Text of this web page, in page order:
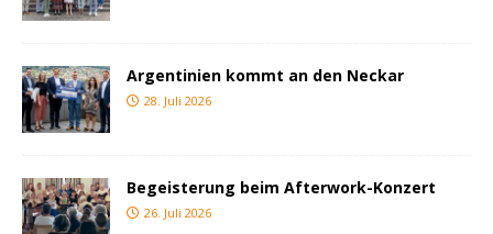
Argentinien kommt an den Neckar
28. Juli 2026
Begeisterung beim Afterwork-Konzert
26. Juli 2026